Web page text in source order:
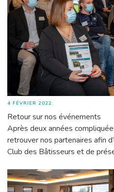
4 FÉVRIER 2022
Retour sur nos événements
Après deux années
retrouver nos partenaires afin
Club des Bâtisseurs et de